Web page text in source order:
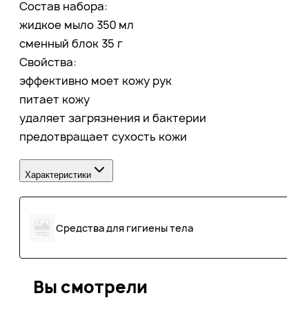
Состав набора:
жидкое мыло 350 мл
сменный блок 35 г
Свойства:
эффективно моет кожу рук
питает кожу
удаляет загрязнения и бактерии
предотвращает сухость кожи
Характеристики
Средства для гигиены тела
Вы смотрели